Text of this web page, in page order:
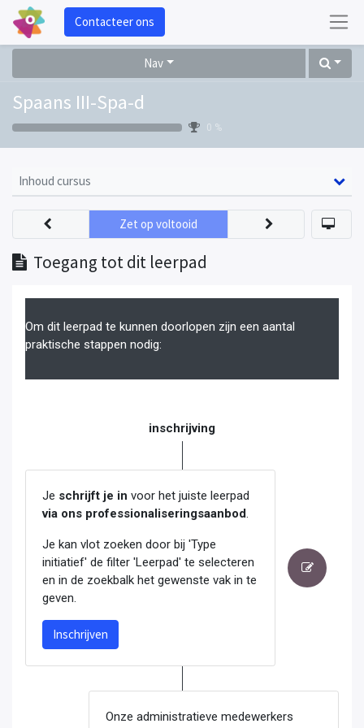
Contacteer ons
Nav
Spaans III-Spa-d
0 %
Inhoud cursus
Toegang tot dit leerpad
Zet op voltooid
Om dit leerpad te kunnen doorlopen zijn een aantal
praktische stappen nodig:
inschrijving
Je schrijft je in voor het juiste leerpad
via ons professionaliseringsaanbod
Je kan vlot zoeken door bij 'Type
initiatief' de filter 'Leerpad' te selecteren
en in de zoekbalk het gewenste vak in te
geven.
Inschrijven
Onze administratieve medewerkers